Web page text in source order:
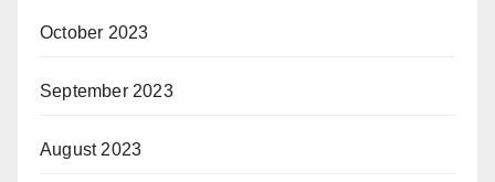
October 2023
September 2023
August 2023